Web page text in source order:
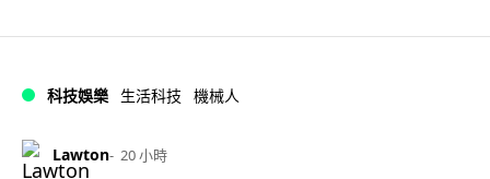
科技娛樂 生活科技 機械人
Lawton 20 小時